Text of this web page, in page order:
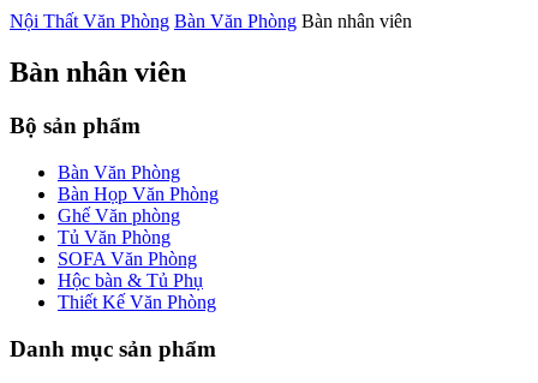
Nội Thất Văn Phòng Bàn Văn Phòng Bàn nhân viên
Bàn nhân viên
Bộ sản phẩm
Bàn Văn Phòng
Bàn Họp Văn Phòng
Ghế Văn phòng
Tủ Văn Phòng
SOFA Văn Phòng
Hộc bàn & Tủ Phụ
Thiết Kế Văn Phòng
Danh mục sản phẩm